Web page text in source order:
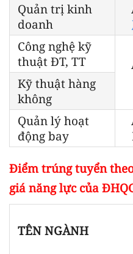
Quản trị kinh
doanh
Công nghệ kỹ
thuật ĐT, TT
Kỹ thuật hàng
không
Quản lý hoạt
động bay
Điểm trúng tuyển
giá năng lực của
TÊN NGÀNH